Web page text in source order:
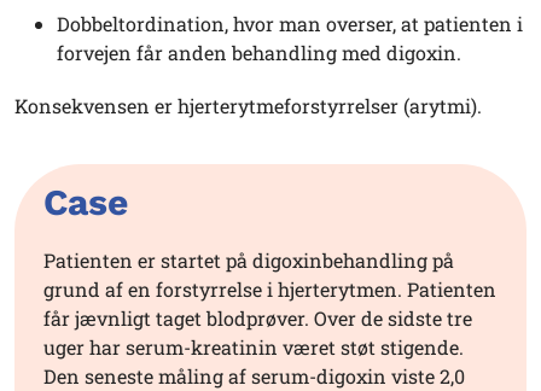
Dobbeltordination, hvor man overser, at patienten i
forvejen får anden behandling med digoxin.
Konsekvensen er hjerterytmeforstyrrelser (arytmi).
Case
Patienten er startet på digoxinbehandling på
grund af en forstyrrelse i hjerterytmen. Patienten
får jævnligt taget blodprøver. Over de sidste tre
uger har serum-kreatinin været støt stigende.
Den seneste måling af serum-digoxin viste 2,0